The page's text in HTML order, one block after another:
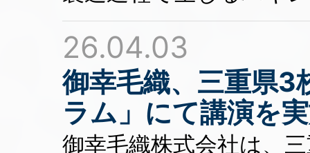
26.04.03
御幸毛織、三重県3
ラム」にて講演を
御幸毛織株式会社は、